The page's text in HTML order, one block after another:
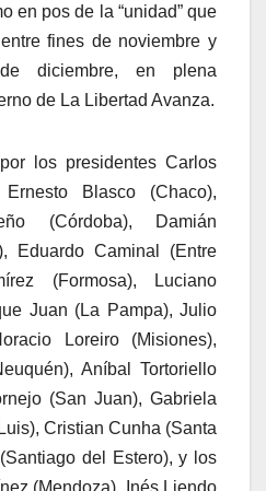
en pos de la “unidad” que
fines de noviembre y
diciembre, en plena
de La Libertad Avanza.
los presidentes Carlos
Blasco (Chaco),
(Córdoba), Damián
Eduardo Caminal (Entre
(Formosa), Luciano
Juan (La Pampa), Julio
Loreiro (Misiones),
Aníbal Tortoriello
(San Juan), Gabriela
Cristian Cunha (Santa
del Estero), y los
(Mendoza), Inés Liendo